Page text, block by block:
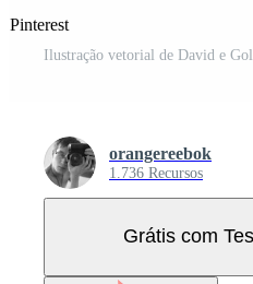
Pinterest
Ilustração vetorial de David e
orangereebok
1.736 Recursos
Grátis com